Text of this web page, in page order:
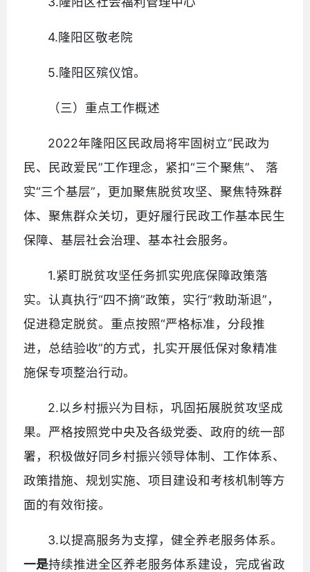
4.隆阳区敬老院
5.隆阳区殡仪馆。
（三）重点工作概述
2022年隆阳区民政局将牢固树立“民政为
民、民政爱民”工作理念，紧扣“三个聚焦”、 落
实“三个基层”，更加聚焦脱贫攻坚、聚焦特殊群
体、聚焦群众关切，更好履行民政工作基本民生
保障、基层社会治理、基本社会服务。
1.紧盯脱贫攻坚任务抓实兜底保障政策落
实。认真执行“四不摘”政策，实行“救助渐退”，
促进稳定脱贫。重点按照“严格标准，分段推
进，总结验收”的方式，扎实开展低保对象精准
施保专项整治行动。
2.以乡村振兴为目标，巩固拓展脱贫攻坚成
果。严格按照党中央及各级党委、政府的统一部
署，积极做好同乡村振兴领导体制、工作体系、
政策措施、规划实施、项目建设和考核机制等方
面的有效衔接。
3.以提高服务为支撑，健全养老服务体系。
一是持续推进全区养老服务体系建设，完成省政